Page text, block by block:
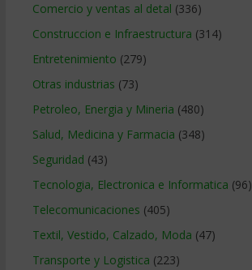
Comercio y ventas al detal (336)
Construccion e Infraestructura (314)
Entretenimiento (279)
Otras industrias (73)
Petroleo, Energia y Mineria (480)
Salud, Medicina y Farmacia (348)
Seguridad (43)
Tecnologia, Electronica e Informatica (96)
Telecomunicaciones (405)
Textil, Vestido, Calzado, Moda (47)
Transporte y Logistica (223)